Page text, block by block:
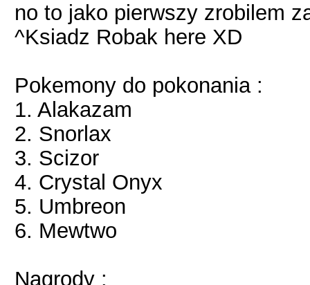
no to jako pierwszy zrobilem
^Ksiadz Robak here XD
Pokemony do pokonania :
1. Alakazam
2. Snorlax
3. Scizor
4. Crystal Onyx
5. Umbreon
6. Mewtwo
Nagrody :